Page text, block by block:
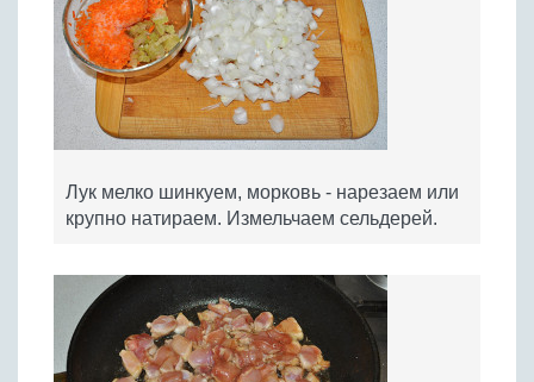
Лук мелко шинкуем, морковь - нарезаем или
крупно натираем. Измельчаем сельдерей.